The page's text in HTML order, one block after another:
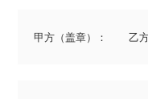
甲方（盖章）：